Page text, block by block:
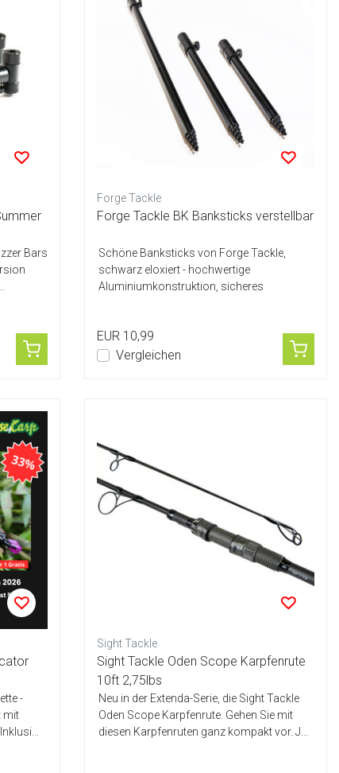
Bars
Forge Tackle
Forge Tackle BK Banksticks verstellbar
Schöne Banksticks von Forge Tackle,
schwarz eloxiert - hochwertige
Aluminiumkonstruktion, sicheres
EUR 10,99
Vergleichen
-
mit
Sight Tackle
Sight Tackle Oden Scope Karpfenrute
10ft 2,75lbs
Neu in der Extenda-Serie, die Sight Tackle
Oden Scope Karpfenrute. Gehen Sie mit
diesen Karpfenruten ganz kompakt vor. J...